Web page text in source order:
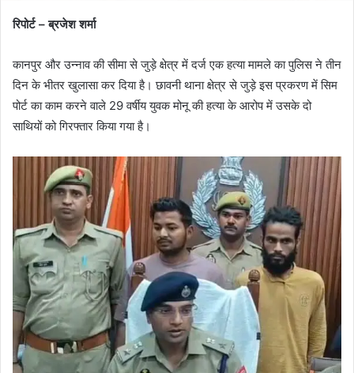
रिपोर्ट – ब्रजेश शर्मा
कानपुर और उन्नाव की सीमा से जुड़े क्षेत्र में दर्ज एक हत्या मामले का पुलिस ने तीन
दिन के भीतर खुलासा कर दिया है। छावनी थाना क्षेत्र से जुड़े इस प्रकरण में सिम
पोर्ट का काम करने वाले 29 वर्षीय युवक मोनू की हत्या के आरोप में उसके दो
साथियों को गिरफ्तार किया गया है।